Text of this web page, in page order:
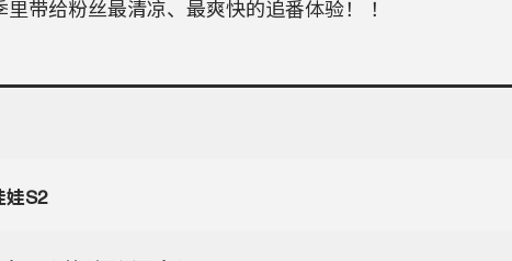
里带给粉丝最清凉、最爽快的追番体验！ ！
娃S2